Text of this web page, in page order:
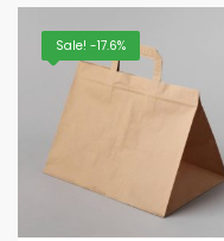
Sale! -17.6%